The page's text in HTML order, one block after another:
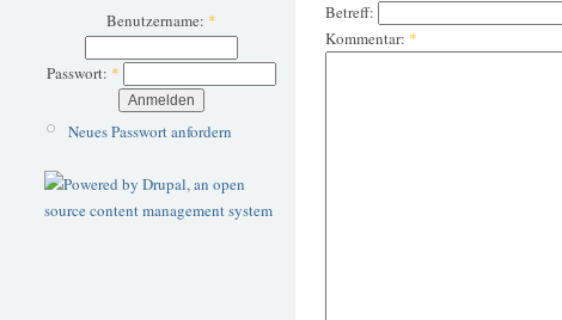
Benutzername: *
Passwort: *
Neues Passwort anfordern
Betreff:
Kommentar: *